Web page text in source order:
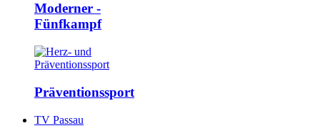
Moderner ­
Fünfkampf
Präventions­sport
TV Passau